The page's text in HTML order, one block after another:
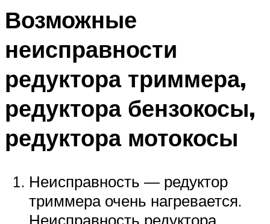
Возможные
неисправности
редуктора триммера,
редуктора бензокосы,
редуктора мотокосы
Неисправность — редуктор
триммера очень нагревается.
Неисправность редуктора